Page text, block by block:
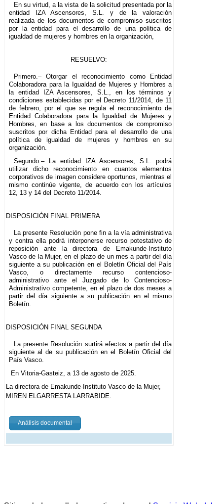
En su virtud, a la vista de la solicitud presentada por la
entidad IZA Ascensores, S.L. y de la valoración
realizada de los documentos de compromiso suscritos
por la entidad para el desarrollo de una política de
igualdad de mujeres y hombres en la organización,
RESUELVO:
Primero.– Otorgar el reconocimiento como Entidad
Colaboradora para la Igualdad de Mujeres y Hombres a
la entidad IZA Ascensores, S.L., en los términos y
condiciones establecidas por el Decreto 11/2014, de 11
de febrero, por el que se regula el reconocimiento de
Entidad Colaboradora para la Igualdad de Mujeres y
Hombres, en base a los documentos de compromiso
suscritos por dicha Entidad para el desarrollo de una
política de igualdad de mujeres y hombres en su
organización.
Segundo.– La entidad IZA Ascensores, S.L. podrá
utilizar dicho reconocimiento en cuantos elementos
corporativos de imagen considere oportunos, mientras el
mismo continúe vigente, de acuerdo con los artículos
12, 13 y 14 del Decreto 11/2014.
DISPOSICIÓN FINAL PRIMERA
La presente Resolución pone fin a la vía administrativa
y contra ella podrá interponerse recurso potestativo de
reposición ante la directora de Emakunde-Instituto
Vasco de la Mujer, en el plazo de un mes a partir del día
siguiente a su publicación en el Boletín Oficial del País
Vasco, o directamente recurso contencioso-
administrativo ante el Juzgado de lo Contencioso-
Administrativo competente, en el plazo de dos meses a
partir del día siguiente a su publicación en el mismo
Boletín.
DISPOSICIÓN FINAL SEGUNDA
La presente Resolución surtirá efectos a partir del día
siguiente al de su publicación en el Boletín Oficial del
País Vasco.
En Vitoria-Gasteiz, a 13 de agosto de 2025.
La directora de Emakunde-Instituto Vasco de la Mujer,
MIREN ELGARRESTA LARRABIDE.
Análisis documental